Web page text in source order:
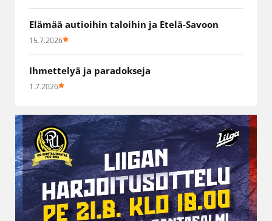
Elämää autioihin taloihin ja Etelä-Savoon
15.7.2026
Ihmettelyä ja paradokseja
1.7.2026